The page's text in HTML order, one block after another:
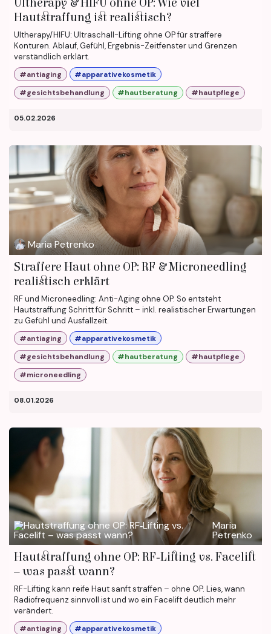
Ultherapy & HIFU ohne OP: Wie viel
Hautstraffung ist realistisch?
Ultherapy/HIFU: Ultraschall-Lifting ohne OP für straffere
Konturen. Ablauf, Gefühl, Ergebnis-Zeitfenster und Grenzen
verständlich erklärt.
#antiaging
#apparativekosmetik
#gesichtsbehandlung
#hautberatung #hautpflege
05.02.2026
Maria Petrenko
Straffere Haut ohne OP: RF & Microneedling
realistisch erklärt
RF und Microneedling: Anti-Aging ohne OP. So entsteht
Hautstraffung Schritt für Schritt – inkl. realistischer Erwartungen
zu Gefühl und Ausfallzeit.
#antiaging
#apparativekosmetik
#gesichtsbehandlung
#hautberatung
#hautpflege
#microneedling
08.01.2026
Maria
Petrenko
Hautstraffung ohne OP: RF‑Lifting vs. Facelift
– was passt wann?
RF-Lifting kann reife Haut sanft straffen – ohne OP. Lies, wann
Radiofrequenz sinnvoll ist und wo ein Facelift deutlich mehr
verändert.
#antiaging
#apparativekosmetik